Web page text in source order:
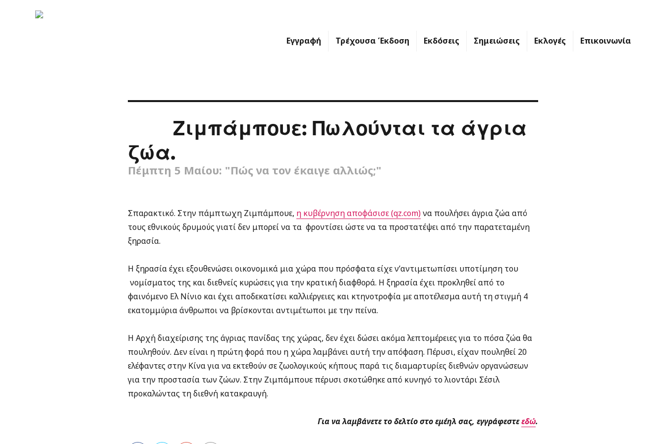
Εγγραφή Τρέχουσα Έκδοση Εκδόσεις Σημειώσεις Εκλογές Επικοινωνία
Ζιμπάμπουε: Πωλούνται τα άγρια
ζώα.
Πέμπτη 5 Μαίου: "Πώς να τον έκαιγε αλλιώς;"
Σπαρακτικό. Στην πάμπτωχη Ζιμπάμπουε, η κυβέρνηση αποφάσισε (qz.com)να πουλήσει άγρια ζώα από
τους εθνικούς δρυμούς γιατί δεν μπορεί να τα φροντίσει ώστε να τα προστατέψει από την παρατεταμένη
ξηρασία.
Η ξηρασία έχει εξουθενώσει οικονομικά μια χώρα που πρόσφατα είχε ν’αντιμετωπίσει υποτίμηση του
νομίσματος της και διεθνείς κυρώσεις για την κρατική διαφθορά. Η ξηρασία έχει προκληθεί από το
φαινόμενο Ελ Νίνιο και έχει αποδεκατίσει καλλιέργειες και κτηνοτροφία με αποτέλεσμα αυτή τη στιγμή 4
εκατομμύρια άνθρωποι να βρίσκονται αντιμέτωποι με την πείνα.
Η Αρχή διαχείρισης της άγριας πανίδας της χώρας, δεν έχει δώσει ακόμα λεπτομέρειες για το πόσα ζώα θα
πουληθούν. Δεν είναι η πρώτη φορά που η χώρα λαμβάνει αυτή την απόφαση. Πέρυσι, είχαν πουληθεί 20
ελέφαντες στην Κίνα για να εκτεθούν σε ζωολογικούς κήπους παρά τις διαμαρτυρίες διεθνών οργανώσεων
για την προστασία των ζώων. Στην Ζιμπάμπουε πέρυσι σκοτώθηκε από κυνηγό το λιοντάρι Σέσιλ
προκαλώντας τη διεθνή κατακραυγή.
Για να λαμβάνετε το δελτίο στο εμέηλ σας, εγγράφεστεεδώ.